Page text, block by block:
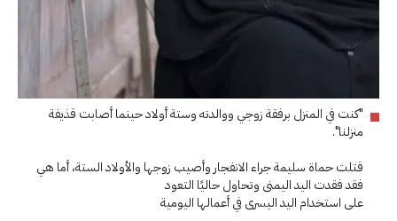
"كنت في المنزل برفقة زوجي ووالدته وستة أولاد حينما أصابت قذيفة
منزلنا".
قتلت حماة سليمة جراء الانفجار وأصيب زوجها والأولاد الستة، أما هي
فقد فقدت اليد اليمنى وتحاول حاليًا التعود
على استخدام اليد اليسرى في أعمالها اليومية